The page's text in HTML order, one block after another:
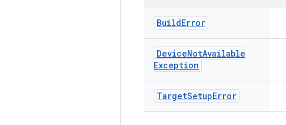
BuildError
DeviceNotAvailable
Exception
TargetSetupError